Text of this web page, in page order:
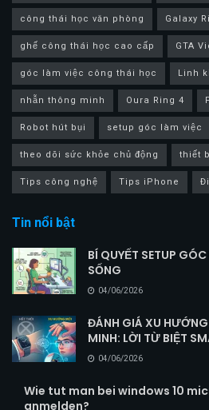
công thái học văn phòng
Galaxy
ghế công thái học cao cấp
GTA
góc làm việc công thái học
Linh
nhẫn thông minh
Oura Ring 4
Robot hút bụi
setup góc làm việc
theo dõi sức khỏe chủ động
thiết
Tips công nghệ
Tips iPhone
Tin nổi bật
BÍ QUYẾT SETUP
SỐNG
04/06/2026
ĐÁNH GIÁ XU
MINH: LỜI TỪ BIỆT
04/06/2026
Wie tut man bei windows 10
anmelden?